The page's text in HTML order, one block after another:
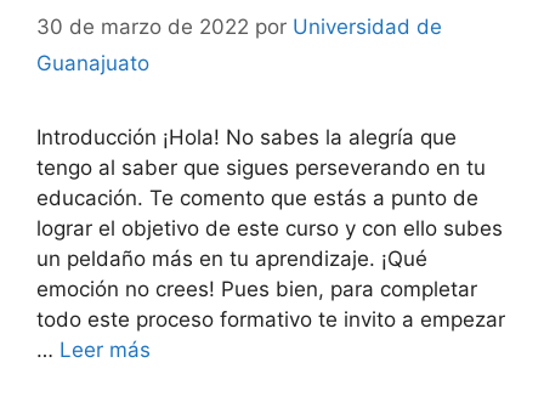
30 de marzo de 2022 por Universidad de
Guanajuato
Introducción ¡Hola! No sabes la alegría que
tengo al saber que sigues perseverando en tu
educación. Te comento que estás a punto de
lograr el objetivo de este curso y con ello subes
un peldaño más en tu aprendizaje. ¡Qué
emoción no crees! Pues bien, para completar
todo este proceso formativo te invito a empezar
… Leer más